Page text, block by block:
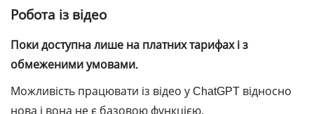
Робота із відео
Поки доступна лише на платних тарифах і з
обмеженими умовами.
Можливість працювати із відео у ChatGPT відносно
нова і вона не є базовою функцією.